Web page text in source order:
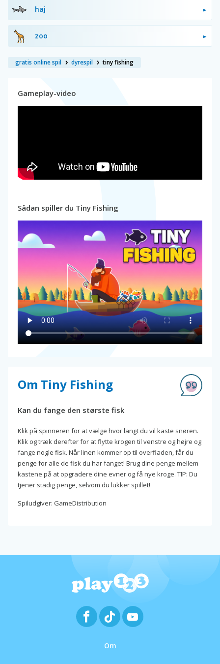
haj
zoo
gratis online spil dyrespil tiny fishing
Gameplay-video
Sådan spiller du Tiny Fishing
Om Tiny Fishing
Kan du fange den største fisk
Klik på spinneren for at vælge hvor langt du vil kaste snøren.
Klik og træk derefter for at flytte krogen til venstre og højre og
fange nogle fisk. Når linen kommer op til overfladen, får du
penge for alle de fisk du har fanget! Brug dine penge mellem
kastene på at opgradere dine evner og få nye kroge. TIP: Du
tjener stadig penge, selvom du lukker spillet!
Spiludgiver: GameDistribution
Om